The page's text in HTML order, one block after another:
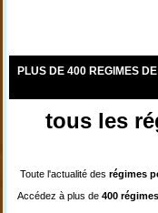
PLUS DE 400 REGIMES
tous les
Toute l'actualité desrégimes
Accédez à plus de400